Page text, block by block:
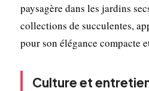
paysagère dans les jardins
collections de succulentes,
pour son élégance compacte
Culture et